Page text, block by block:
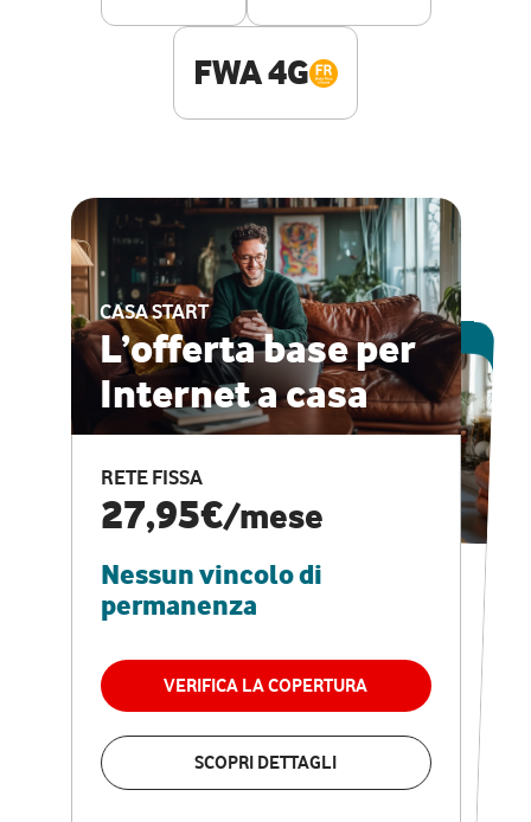
FWA 4G
CASA START
L’offerta base per
Internet a casa
RETE FISSA
27,95€/mese
Nessun vincolo di
permanenza
VERIFICA LA COPERTURA
SCOPRI DETTAGLI
ESCLUSIVA ONLINE
CASA PRO
Internet veloce e
vantaggi speciali
RETE FISSA + VODAFONE CLUB
29,95€
permanenza
VERIFICA LA COPERTURA